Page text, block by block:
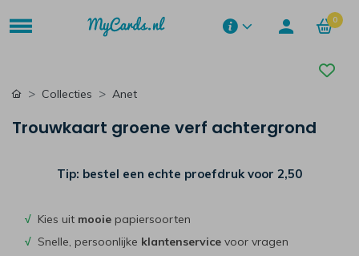
0
Collecties Anet
Trouwkaart groene verf achtergrond
Tip: bestel een echte proefdruk voor 2,50
√ Kies uit mooie papiersoorten
√ Snelle, persoonlijke klantenservice voor vragen